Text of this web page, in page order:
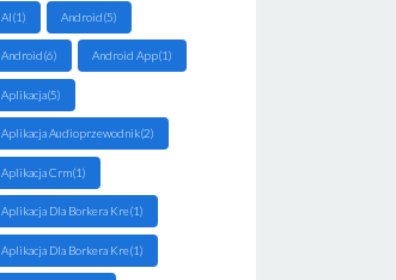
AI(1) Android(5)
Android(6) Android App(1)
Aplikacja(5)
Aplikacja Audioprzewodnik(2)
Aplikacja Crm(1)
Aplikacja Dla Borkera Kre(1)
Aplikacja Dla Borkera Kre(1)